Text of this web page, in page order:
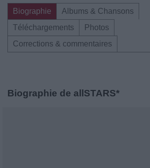
Biographie
Albums & Chansons
Téléchargements
Photos
Corrections & commentaires
Biographie de allSTARS*